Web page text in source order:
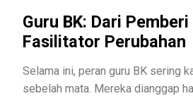
Guru BK: Dari
Fasilitator Perubahan
Selama ini, peran guru BK sering
sebelah mata. Mereka dianggap